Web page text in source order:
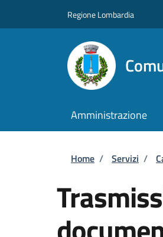
Regione Lombardia
Amministrazione
Briciole
Home / Servizi /